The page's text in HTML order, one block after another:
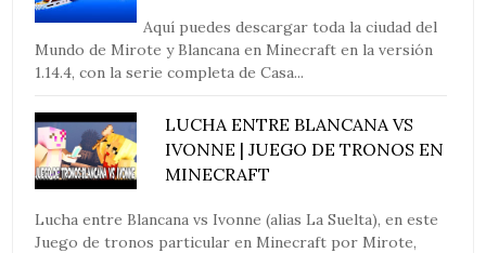
Aquí puedes descargar toda la ciudad del
Mundo de Mirote y Blancana en Minecraft en la versión
1.14.4, con la serie completa de Casa...
LUCHA ENTRE BLANCANA VS
IVONNE | JUEGO DE TRONOS EN
MINECRAFT
Lucha entre Blancana vs Ivonne (alias La Suelta), en este
Juego de tronos particular en Minecraft por Mirote,